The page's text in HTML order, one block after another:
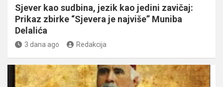
Sjever kao sudbina, jezik kao jedini zavičaj:
Prikaz zbirke “Sjevera je najviše” Muniba
Delalića
3 dana ago Redakcija